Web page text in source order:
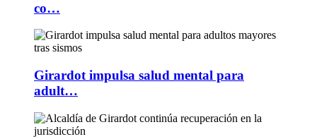
co…
Girardot impulsa salud mental para
adult…